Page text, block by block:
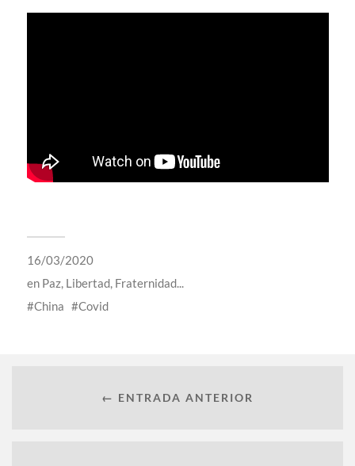
16/03/2020
en Paz, Libertad, Fraternidad...
China
Covid
← ENTRADA ANTERIOR